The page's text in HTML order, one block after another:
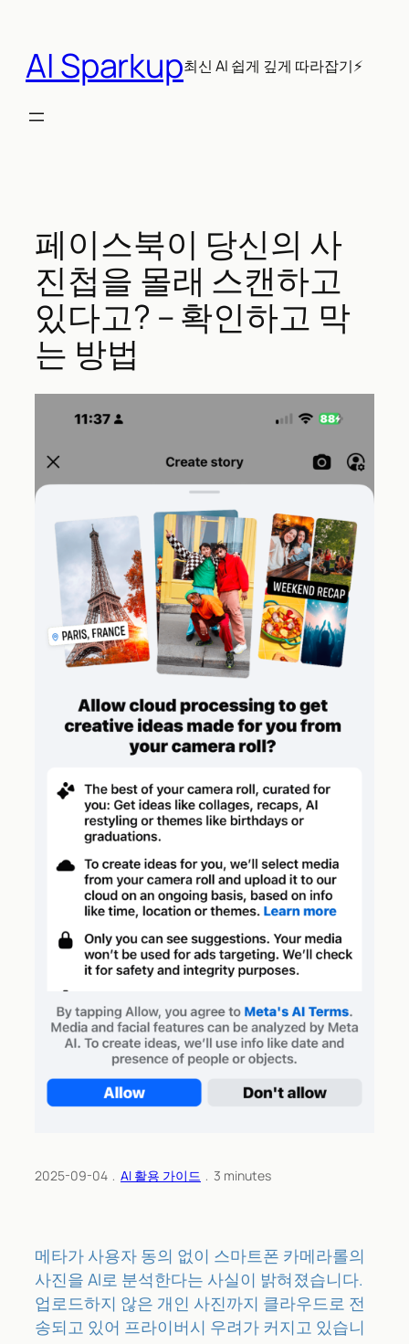
AI Sparkup최신 AI 쉽게 깊게 따라잡기⚡
페이스북이 당신의 사
진첩을 몰래 스캔하고
있다고? – 확인하고 막
는 방법
2025-09-04 ﹒ AI 활용 가이드 ﹒ 3 minutes
메타가 사용자 동의 없이 스마트폰 카메라롤의
사진을 AI로 분석한다는 사실이 밝혀졌습니다.
업로드하지 않은 개인 사진까지 클라우드로 전
송되고 있어 프라이버시 우려가 커지고 있습니